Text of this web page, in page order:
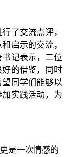
了交流点评，
启示的交流，
记表示，二位
的借鉴，同时
同学们能够以
实践活动，为
是一次情感的